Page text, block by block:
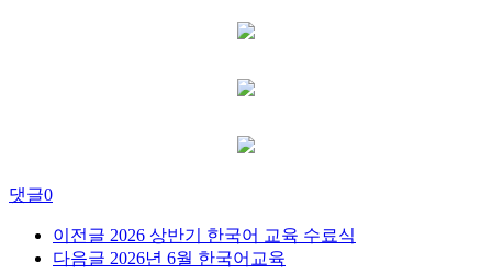
댓글0
이전글 2026 상반기 한국어 교육 수료식
다음글 2026년 6월 한국어교육